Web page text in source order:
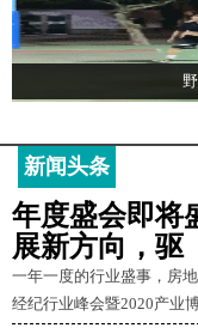
新闻头条
年度盛会即将
展新方向，驱
一年一度的行业盛事，房
经纪行业峰会暨2020产业